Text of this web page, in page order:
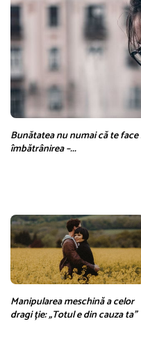
Bunătatea nu numai că te
îmbătrânirea –...
Manipularea meschină a celor
dragi ție: „Totul e din cauza ta”